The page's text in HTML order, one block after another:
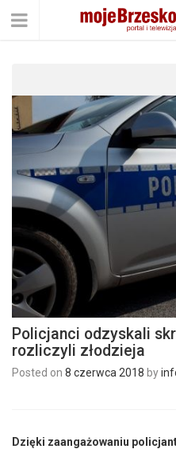
Policjanci odzyskali
rozliczyli złodzieja
Posted on 8 czerwca 2018 by
Dzięki zaangażowaniu